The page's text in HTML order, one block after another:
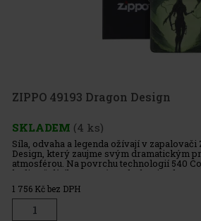
ZIPPO 49193 Dragon Design
SKLADEM (4 ks)
Síla, odvaha a legenda ožívají v zapalovači
Design, který zaujme svým dramatickým
atmosférou. Na povrchu technologií 540
hrdiny čelícího mocnému drakovi –
1 756 Kč bez DPH